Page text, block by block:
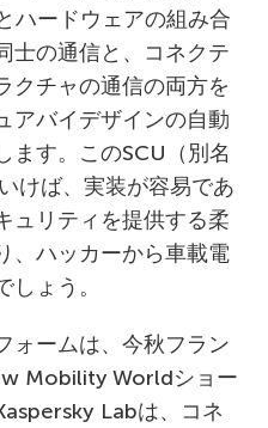
ハードウェアの組み合
士の通信と、コネクテ
クチャの通信の両方を
アバイデザインの自動
ます。このSCU（別名
けば、実装が容易であ
ュリティを提供する柔
、ハッカーから車載電
ょう。
ォームは、今秋フラン
Mobility Worldショー
Labは、コネ